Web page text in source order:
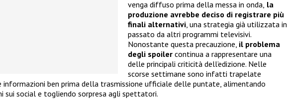
venga diffuso prima della messa in onda, la
produzione avrebbe deciso di registrare più
finali alternativi , una strategia già utilizzata in
passato da altri programmi televisivi.
Nonostante questa precauzione, il problema
degli spoiler continua a rappresentare una
delle principali criticità dell’edizione. Nelle
scorse settimane sono infatti trapelate
informazioni ben prima della trasmissione ufficiale delle puntate, alimentando
sui social e togliendo sorpresa agli spettatori.